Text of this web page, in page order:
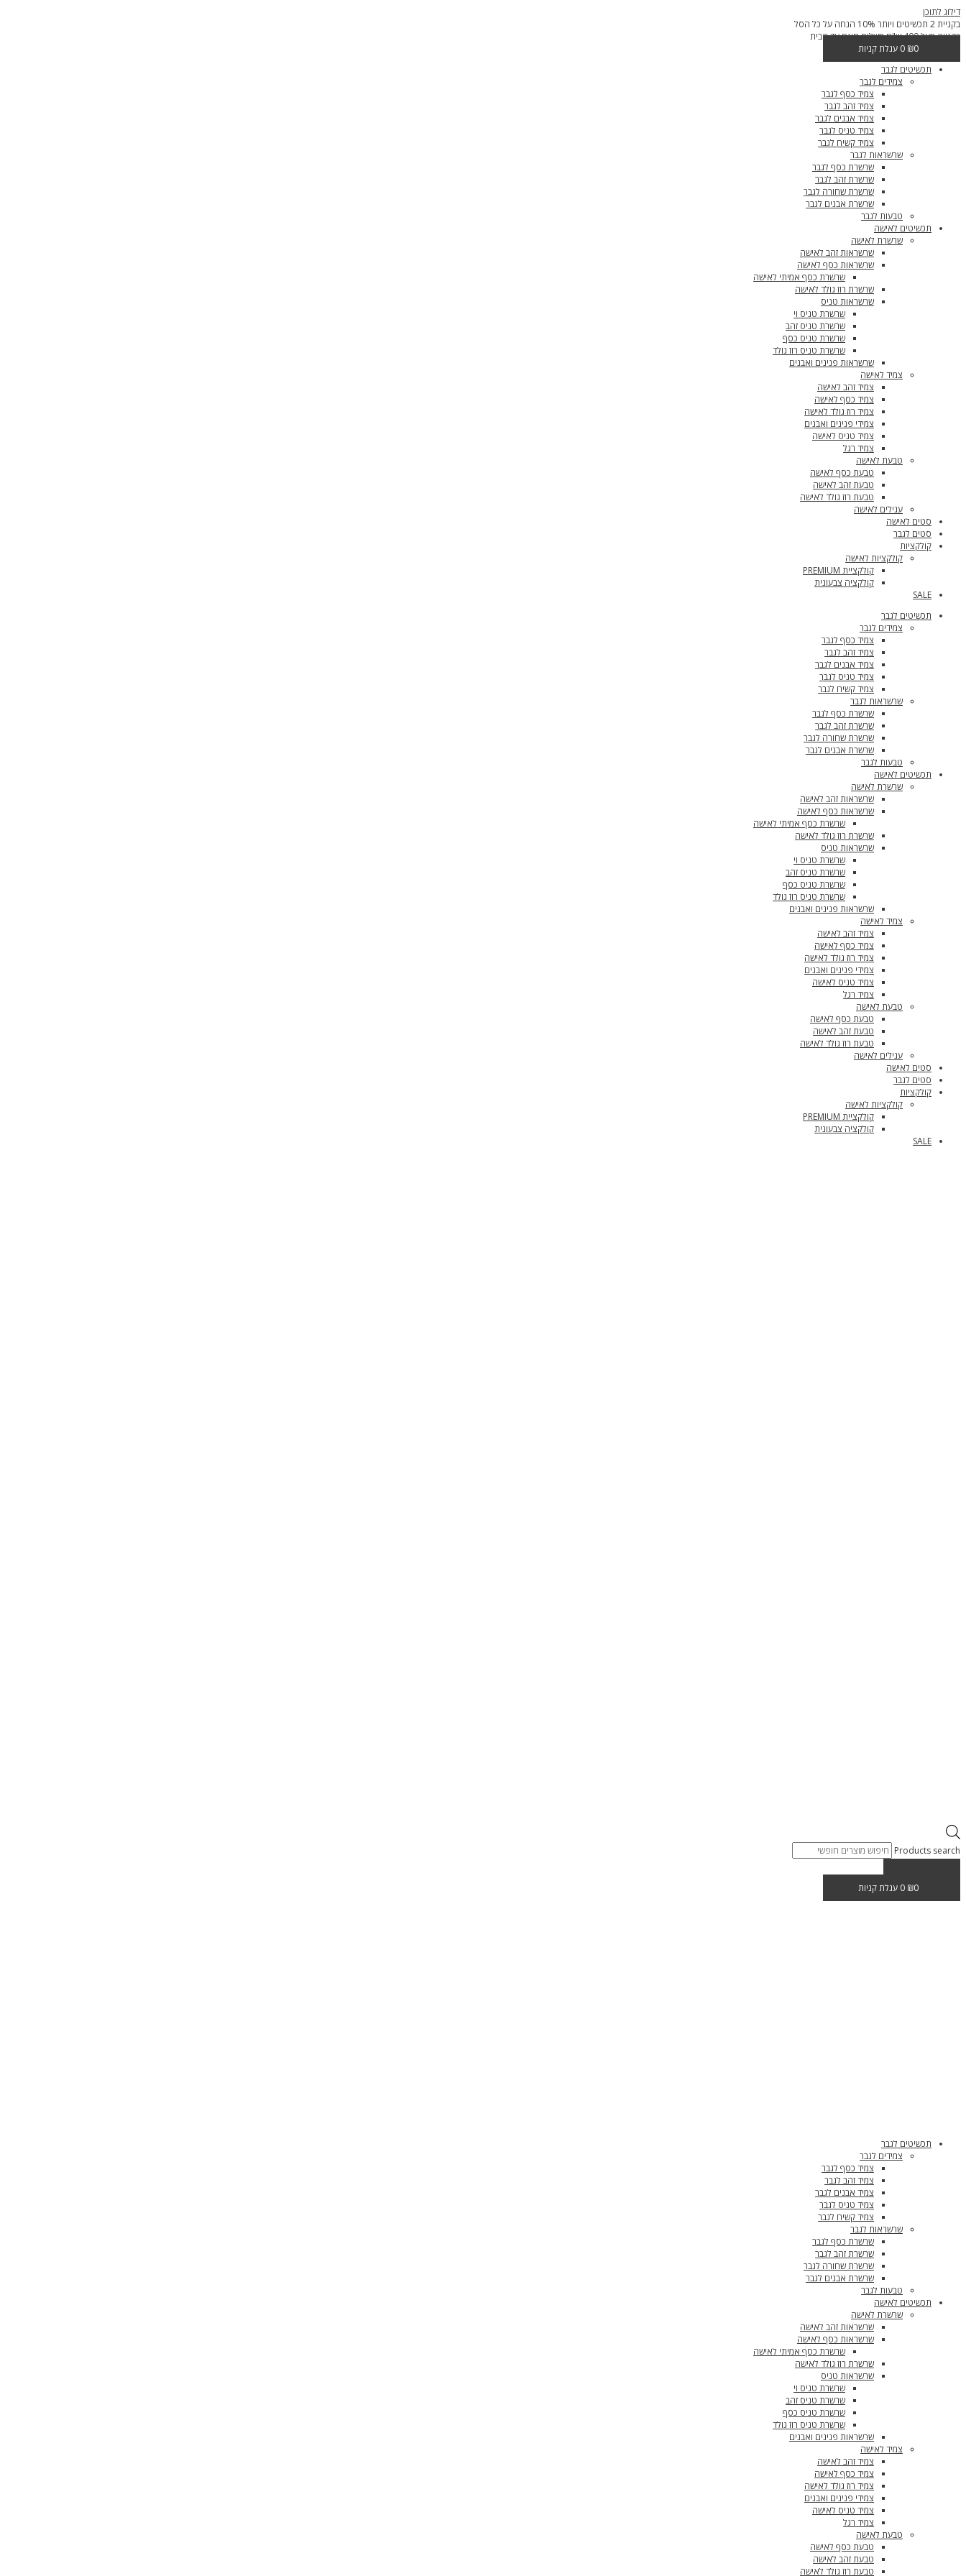
דילוג לתוכן
בקניית 2 תכשיטים ויותר 10% הנחה על כל הסל
בקנייה מעל 400 ש"ח משלוח חינם עד הבית
₪0
0 עגלת קניות
תכשיטים לגבר
צמידים לגבר
צמיד כסף לגבר
צמיד זהב לגבר
צמיד אבנים לגבר
צמיד טניס לגבר
צמיד קשיח לגבר
שרשראות לגבר
שרשרת כסף לגבר
שרשרת זהב לגבר
שרשרת שחורה לגבר
שרשרת אבנים לגבר
טבעות לגבר
תכשיטים לאישה
שרשרת לאישה
שרשראות זהב לאישה
שרשראות כסף לאישה
שרשרת כסף אמיתי לאישה
שרשרת רוז גולד לאישה
שרשראות טניס
שרשרת טניס וי
שרשרת טניס זהב
שרשרת טניס כסף
שרשרת טניס רוז גולד
שרשראות פנינים ואבנים
צמיד לאישה
צמיד זהב לאישה
צמיד כסף לאישה
צמיד רוז גולד לאישה
צמידי פנינים ואבנים
צמיד טניס לאישה
צמיד רגל
טבעת לאישה
טבעת כסף לאישה
טבעת זהב לאישה
טבעת רוז גולד לאישה
עגילים לאישה
סטים לאישה
סטים לגבר
קולקציות
קולקציות לאישה
קולקציית PREMIUM
קולקציה צבעונית
SALE
תכשיטים לגבר
צמידים לגבר
צמיד כסף לגבר
צמיד זהב לגבר
צמיד אבנים לגבר
צמיד טניס לגבר
צמיד קשיח לגבר
שרשראות לגבר
שרשרת כסף לגבר
שרשרת זהב לגבר
שרשרת שחורה לגבר
שרשרת אבנים לגבר
טבעות לגבר
תכשיטים לאישה
שרשרת לאישה
שרשראות זהב לאישה
שרשראות כסף לאישה
שרשרת כסף אמיתי לאישה
שרשרת רוז גולד לאישה
שרשראות טניס
שרשרת טניס וי
שרשרת טניס זהב
שרשרת טניס כסף
שרשרת טניס רוז גולד
שרשראות פנינים ואבנים
צמיד לאישה
צמיד זהב לאישה
צמיד כסף לאישה
צמיד רוז גולד לאישה
צמידי פנינים ואבנים
צמיד טניס לאישה
צמיד רגל
טבעת לאישה
טבעת כסף לאישה
טבעת זהב לאישה
טבעת רוז גולד לאישה
עגילים לאישה
סטים לאישה
סטים לגבר
קולקציות
קולקציות לאישה
קולקציית PREMIUM
קולקציה צבעונית
SALE
Products search
₪0
0 עגלת קניות
תכשיטים לגבר
צמידים לגבר
צמיד כסף לגבר
צמיד זהב לגבר
צמיד אבנים לגבר
צמיד טניס לגבר
צמיד קשיח לגבר
שרשראות לגבר
שרשרת כסף לגבר
שרשרת זהב לגבר
שרשרת שחורה לגבר
שרשרת אבנים לגבר
טבעות לגבר
תכשיטים לאישה
שרשרת לאישה
שרשראות זהב לאישה
שרשראות כסף לאישה
שרשרת כסף אמיתי לאישה
שרשרת רוז גולד לאישה
שרשראות טניס
שרשרת טניס וי
שרשרת טניס זהב
שרשרת טניס כסף
שרשרת טניס רוז גולד
שרשראות פנינים ואבנים
צמיד לאישה
צמיד זהב לאישה
צמיד כסף לאישה
צמיד רוז גולד לאישה
צמידי פנינים ואבנים
צמיד טניס לאישה
צמיד רגל
טבעת לאישה
טבעת כסף לאישה
טבעת זהב לאישה
טבעת רוז גולד לאישה